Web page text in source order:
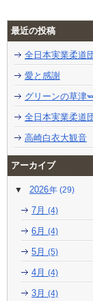
最近の投稿
全日本実業柔道
愛と感謝
グリーンの草津
全日本実業柔道
高崎白衣大観音
アーカイブ
2026 (29)
7月 (4)
6月 (4)
5月 (5)
4月 (4)
3月 (4)